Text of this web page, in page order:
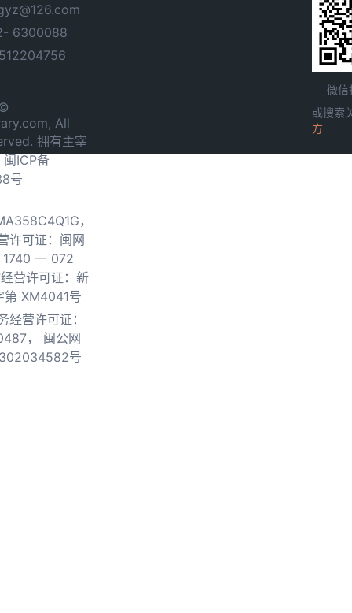
6300088
All
拥有主宰
闽ICP备
号
，
许可证：闽网
一 072
营许可证：新
第 XM4041号
经营许可证：
，
闽公网
号
微信
或搜索
方